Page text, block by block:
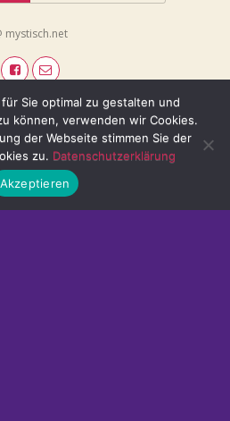
mystisch.net
Sie optimal zu gestalten und
können, verwenden wir Cookies.
der Webseite stimmen Sie der
zu. Datenschutzerklärung
Akzeptieren